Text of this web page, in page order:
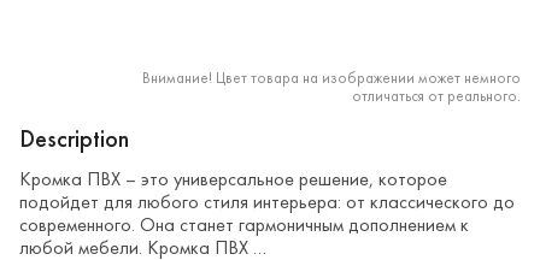
Внимание! Цвет товара на изображении может немного
отличаться от реального.
Description
Кромка ПВХ – это универсальное решение, которое
подойдет для любого стиля интерьера: от классического до
современного. Она станет гармоничным дополнением к
любой мебели. Кромка ПВХ …